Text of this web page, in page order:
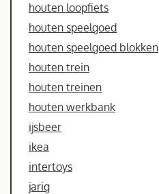
houten loopfiets
houten speelgoed
houten speelgoed blokken
houten trein
houten treinen
houten werkbank
ijsbeer
ikea
intertoys
jarig